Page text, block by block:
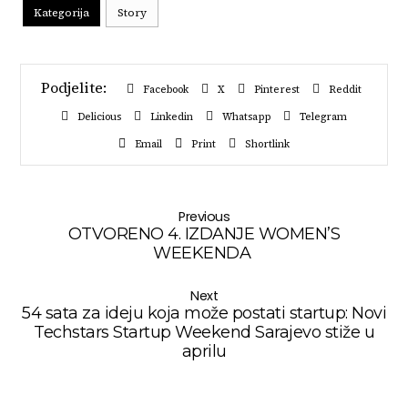
Kategorija Story
Facebook X Pinterest
Reddit
Delicious
Linkedin Whatsapp
Telegram
Email
Print Shortlink
Previous
OTVORENO 4. IZDANJE WOMEN’S
WEEKENDA
Next
54 sata za ideju koja može postati startup: Novi
Techstars Startup Weekend Sarajevo stiže u
aprilu